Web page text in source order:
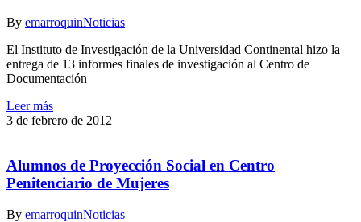
By emarroquinNoticias
El Instituto de Investigación de la Universidad Continental hizo la
entrega de 13 informes finales de investigación al Centro de
Documentación
Leer más
3 de febrero de 2012
Alumnos de Proyección Social en Centro
Penitenciario de Mujeres
By emarroquinNoticias